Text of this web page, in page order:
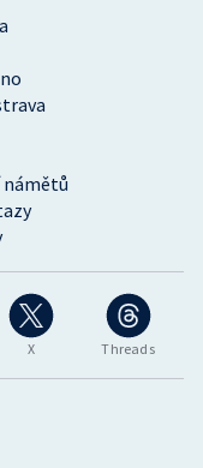
X Threads
námětů